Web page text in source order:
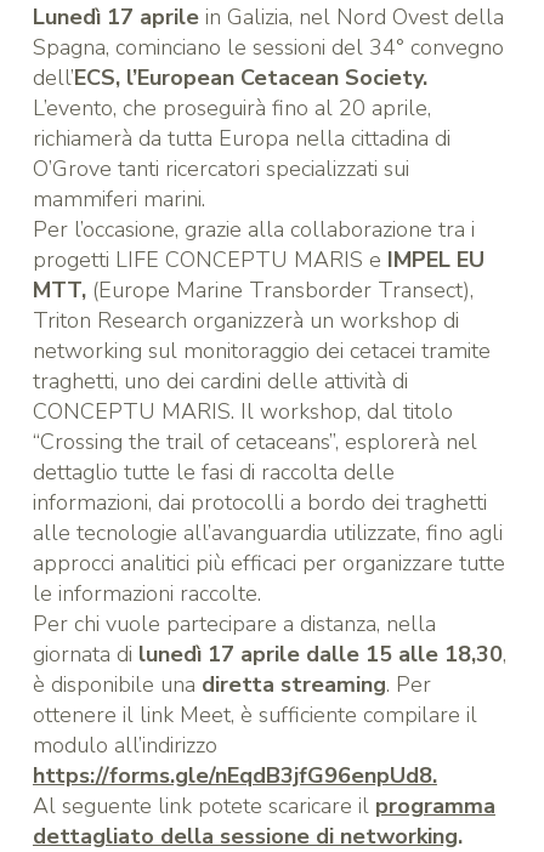
Lunedì 17 aprilein Galizia, nel Nord Ovest della
Spagna, cominciano le sessioni del 34° convegno
dell’ECS, l’European Cetacean Society.
L’evento, che proseguirà fino al 20 aprile,
richiamerà da tutta Europa nella cittadina di
O’Grove tanti ricercatori specializzati sui
mammiferi marini.
Per l’occasione, grazie alla collaborazione tra i
progetti LIFE CONCEPTU MARIS e IMPEL EU
MTT,(Europe Marine Transborder Transect),
Triton Research organizzerà un workshop di
networking sul monitoraggio dei cetacei tramite
traghetti, uno dei cardini delle attività di
CONCEPTU MARIS. Il workshop, dal titolo
“Crossing the trail of cetaceans”, esplorerà nel
dettaglio tutte le fasi di raccolta delle
informazioni, dai protocolli a bordo dei traghetti
alle tecnologie all’avanguardia utilizzate, fino agli
approcci analitici più efficaci per organizzare tutte
le informazioni raccolte.
Per chi vuole partecipare a distanza, nella
giornata di lunedì 17 aprile dalle 15 alle 18,30,
è disponibile una diretta streaming. Per
ottenere il link Meet, è sufficiente compilare il
modulo all’indirizzo
https://forms.gle/nEqdB3jfG96enpUd8.
Al seguente link potete scaricare il programma
dettagliato della sessione di networking.